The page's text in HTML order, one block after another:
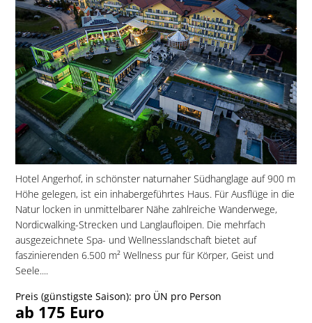
Hotel Angerhof, in schönster naturnaher Südhanglage auf 900 m
Höhe gelegen, ist ein inhabergeführtes Haus. Für Ausflüge in die
Natur locken in unmittelbarer Nähe zahlreiche Wanderwege,
Nordicwalking-Strecken und Langlaufloipen. Die mehrfach
ausgezeichnete Spa- und Wellnesslandschaft bietet auf
faszinierenden 6.500 m² Wellness pur für Körper, Geist und
Seele....
Preis (günstigste Saison): pro ÜN pro Person
ab 175 Euro